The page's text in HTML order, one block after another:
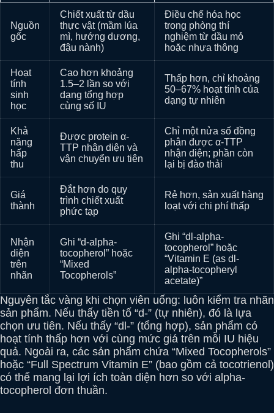
Nguồn
gốc
Chiết xuất từ dầu
thực vật (mầm lúa
mì, hướng dương,
đậu nành)
Điều chế hóa học
trong phòng thí
nghiệm từ dầu mỏ
hoặc nhựa thông
Hoạt
tính
sinh
học
Cao hơn khoảng
1.5–2 lần so với
dạng tổng hợp
cùng số IU
Thấp hơn, chỉ khoảng
50–67% hoạt tính của
dạng tự nhiên
Khả
năng
hấp
thu
Được protein α-
TTP nhận diện và
vận chuyển ưu tiên
Chỉ một nửa số đồng
phân được α-TTP
nhận diện; phần còn
lại bị đào thải
Giá
thành
Đắt hơn do quy
trình chiết xuất
phức tạp
Rẻ hơn, sản xuất hàng
loạt với chi phí thấp
Nhận
diện
trên
nhãn
Ghi “d-alpha-
tocopherol” hoặc
“Mixed
Tocopherols”
Ghi “dl-alpha-
tocopherol” hoặc
“Vitamin E (as dl-
alpha-tocopheryl
acetate)”
Nguyên tắc vàng khi chọn viên uống: luôn kiểm tra nhãn
sản phẩm. Nếu thấy tiền tố “d-” (tự nhiên), đó là lựa
chọn ưu tiên. Nếu thấy “dl-” (tổng hợp), sản phẩm có
hoạt tính thấp hơn với cùng mức giá trên mỗi IU hiệu
quả. Ngoài ra, các sản phẩm chứa “Mixed Tocopherols”
hoặc “Full Spectrum Vitamin E” (bao gồm cả tocotrienol)
có thể mang lại lợi ích toàn diện hơn so với alpha-
tocopherol đơn thuần.